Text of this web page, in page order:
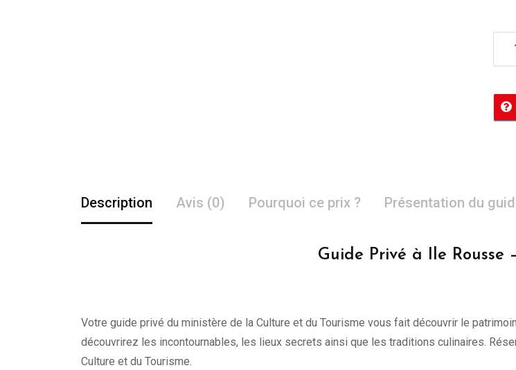
Description Avis (0) Pourquoi ce prix ? Présentation du
Guide Privé à Ile Rousse
Votre guide privé du ministère de la Culture et du Tourisme vous fait découvrir le
découvrirez les incontournables, les lieux secrets ainsi que les traditions culinaires.
Culture et du Tourisme.